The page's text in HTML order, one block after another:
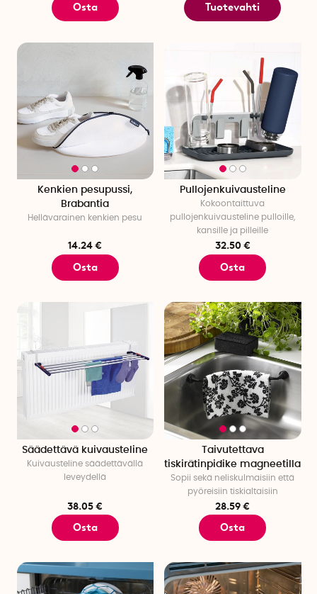
Osta Tuotevahti
Kenkien pesupussi,
Brabantia
Hellävarainen kenkien pesu
14.24 €
Osta
Pullojenkuivausteline
Kokoontaittuva
pullojenkuivausteline pulloille,
kansille ja pilleille
32.50 €
Osta
Säädettävä kuivausteline
Kuivausteline säädettävällä
leveydellä
38.05 €
Osta
Taivutettava
tiskirätinpidike magneetilla
Sopii sekä neliskulmaisiin että
pyöreisiin tiskialtaisiin
28.59 €
Osta